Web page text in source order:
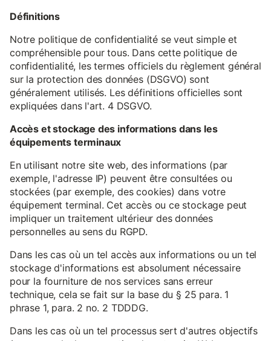
Définitions
Notre politique de confidentialité se veut simple et
compréhensible pour tous. Dans cette politique de
confidentialité, les termes officiels du règlement général
sur la protection des données (DSGVO) sont
généralement utilisés. Les définitions officielles sont
expliquées dans l'art. 4 DSGVO.
Accès et stockage des informations dans les
équipements terminaux
En utilisant notre site web, des informations (par
exemple, l'adresse IP) peuvent être consultées ou
stockées (par exemple, des cookies) dans votre
équipement terminal. Cet accès ou ce stockage peut
impliquer un traitement ultérieur des données
personnelles au sens du RGPD.
Dans les cas où un tel accès aux informations ou un tel
stockage d'informations est absolument nécessaire
pour la fourniture de nos services sans erreur
technique, cela se fait sur la base du § 25 para. 1
phrase 1, para. 2 no. 2 TDDDG.
Dans les cas où un tel processus sert d'autres objectifs